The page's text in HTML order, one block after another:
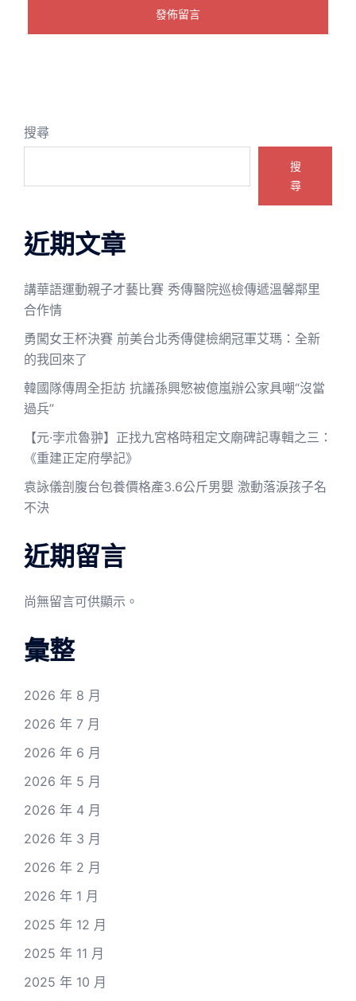
搜尋
搜
尋
近期文章
講華語運動親子才藝比賽 秀傳醫院巡檢傳遞溫馨鄰里
合作情
勇闖女王杯決賽 前美台北秀傳健檢網冠軍艾瑪：全新
的我回來了
韓國隊傳周全拒訪 抗議孫興慜被億嵐辦公家具嘲“沒當
過兵”
【元·孛朮魯翀】正找九宮格時租定文廟碑記專輯之三：
《重建正定府學記》
袁詠儀剖腹台包養價格產3.6公斤男嬰 激動落淚孩子名
不決
近期留言
尚無留言可供顯示。
彙整
2026 年 8 月
2026 年 7 月
2026 年 6 月
2026 年 5 月
2026 年 4 月
2026 年 3 月
2026 年 2 月
2026 年 1 月
2025 年 12 月
2025 年 11 月
2025 年 10 月